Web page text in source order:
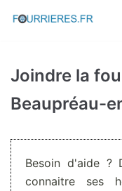
Aller
Joindre la
Beaupréau-
Besoin d'aide ?
connaitre ses